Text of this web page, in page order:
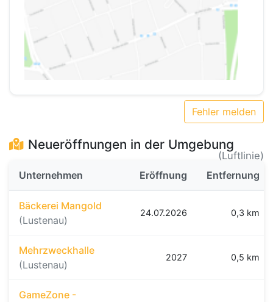
Fehler melden
Neueröffnungen in der Umgebung
(Luftlinie)
Unternehmen
Eröffnung Entfernung
Bäckerei Mangold
(Lustenau)
24.07.2026 0,3 km
Mehrzweckhalle
(Lustenau)
2027 0,5 km
GameZone -